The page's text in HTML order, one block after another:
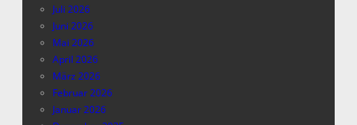
Juli 2026
Juni 2026
Mai 2026
April 2026
März 2026
Februar 2026
Januar 2026